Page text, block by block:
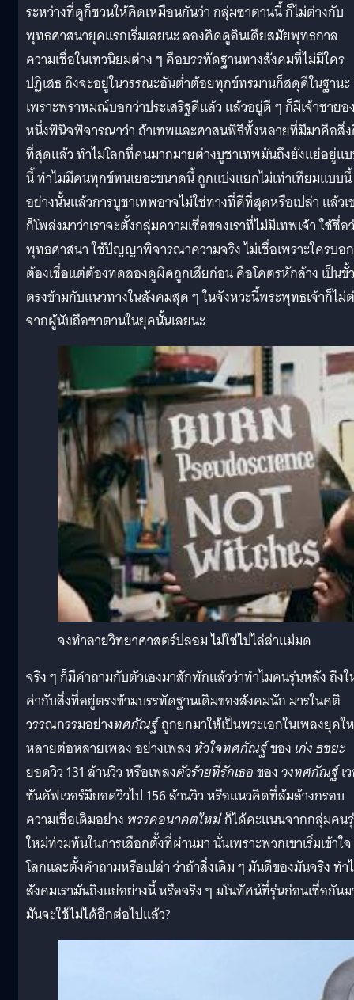
ระหว่างที่ดูก็ชวนให้คิดเหมือนกันว่า กลุ่มซาตานนี้ ก็ไม่ต่างกับ
พุทธศาสนายุคแรกเริ่มเลยนะ ลองคิดดูอินเดียสมัยพุทธกาล
ความเชื่อในเทวนิยมต่าง ๆ คือบรรทัดฐานทางสังคมที่ไม่มีใคร
ปฏิเสธ ถึงจะอยู่ในวรรณะอันต่ำต้อยทุกข์ทรมานก็สดุดีในฐานะ
เพราะพราหมณ์บอกว่าประเสริฐดีแล้ว แล้วอยู่ดี ๆ ก็มีเจ้าชายอ
หนึ่งพินิจพิจารณาว่า ถ้าเทพและศาสนพิธีทั้งหลายที่มีมาคือสิ่
ที่สุดแล้ว ทำไมโลกที่คนมากมายต่างบูชาเทพมันถึงยังแย่อยู่แ
นี้ ทำไมมีคนทุกข์ทนเยอะขนาดนี้ ถูกแบ่งแยกไม่เท่าเทียมแบบนี้
อย่างนั้นแล้วการบูชาเทพอาจไม่ใช่ทางที่ดีที่สุดหรือเปล่า แล้วเ
ก็โพล่งมาว่าเราจะตั้งกลุ่มความเชื่อของเราที่ไม่มีเทพเจ้า ใช้ชื่อ
พุทธศาสนา ใช้ปัญญาพิจารณาความจริง ไม่เชื่อเพราะใครบอก
ต้องเชื่อแต่ต้องทดลองดูผิดถูกเสียก่อน คือโคตรหักล้าง เป็นขั้ว
ตรงข้ามกับแนวทางในสังคมสุด ๆ ในจังหวะนี้พระพุทธเจ้าก็ไม่
จากผู้นับถือซาตานในยุคนั้นเลยนะ
จงทำลายวิทยาศาสตร์ปลอม ไม่ใช่ไปไล่ล่าแม่มด
จริง ๆ ก็มีคำถามกับตัวเองมาสักพักแล้วว่าทำไมคนรุ่นหลัง ถึง
ค่ากับสิ่งที่อยู่ตรงข้ามบรรทัดฐานเดิมของสังคมนัก มารในคติ
วรรณกรรมอย่างทศกัณฐ์ถูกยกมาให้เป็นพระเอกในเพลงยุคใ
หลายต่อหลายเพลง อย่างเพลง หัวใจทศกัณฐ์ของเก่ง ธชยะ
ยอดวิว 131 ล้านวิว หรือเพลงตัวร้ายที่รักเธอของวงทศกัณฐ์เ
ชันคัฟเวอร์มียอดวิวไป 156 ล้านวิว หรือแนวคิดที่ล้มล้างกรอบ
ความเชื่อเดิมอย่าง พรรคอนาคตใหม่ก็ได้คะแนนจากกลุ่มคน
ใหม่ท่วมท้นในการเลือกตั้งที่ผ่านมา นั่นเพราะพวกเขาเริ่มเข้าใจ
โลกและตั้งคำถามหรือเปล่า ว่าถ้าสิ่งเดิม ๆ มันดีของมันจริง ทำ
สังคมเรามันถึงแย่อย่างนี้ หรือจริง ๆ มโนทัศน์ที่รุ่นก่อนเชื่อกัน
มันจะใช้ไม่ได้อีกต่อไปแล้ว?